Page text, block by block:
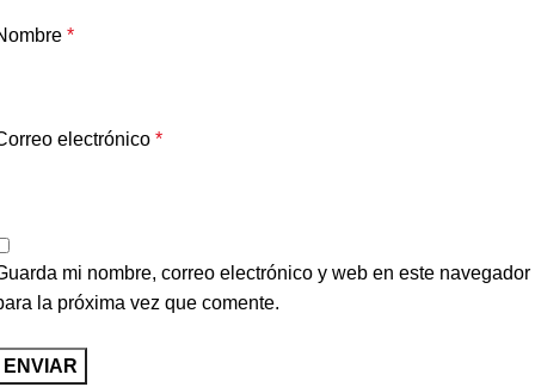
*
electrónico *
mi nombre, correo electrónico y web en este navegador
la próxima vez que comente.